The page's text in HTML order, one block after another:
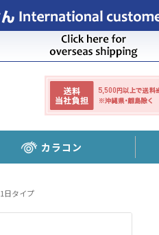
カラコン
1日タイプ